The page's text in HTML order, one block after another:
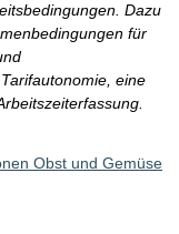
Dazu
für
eine
Obst und Gemüse